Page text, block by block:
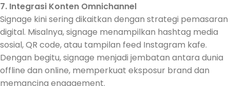
7. Integrasi Konten Omnichannel
Signage kini sering dikaitkan dengan strategi pemasaran
digital. Misalnya, signage menampilkan hashtag media
sosial, QR code, atau tampilan feed Instagram kafe.
Dengan begitu, signage menjadi jembatan antara dunia
offline dan online, memperkuat eksposur brand dan
memancing engagement.